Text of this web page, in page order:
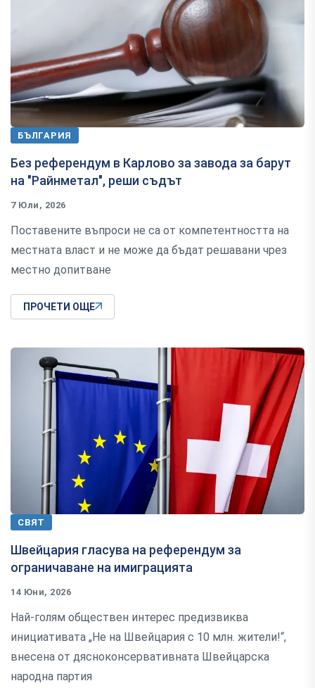
БЪЛГАРИЯ
Без референдум в Карлово за завода за барут
на "Райнметал", реши съдът
7 Юли, 2026
Поставените въпроси не са от компетентността на
местната власт и не може да бъдат решавани чрез
местно допитване
ПРОЧЕТИ ОЩЕ
СВЯТ
Швейцария гласува на референдум за
ограничаване на имиграцията
14 Юни, 2026
Най-голям обществен интерес предизвиква
инициативата „Не на Швейцария с 10 млн. жители!“,
внесена от дясноконсервативната Швейцарска
народна партия